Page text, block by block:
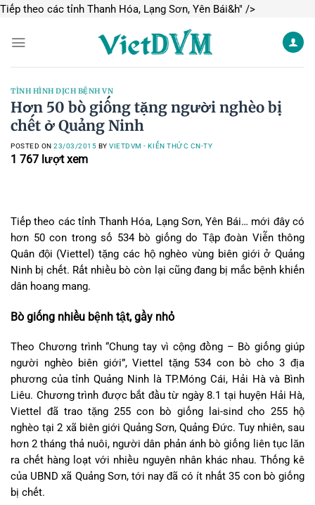
Tiếp theo các tỉnh Thanh Hóa, Lạng Sơn, Yên Bái&h" />Skip
content
TÌNH HÌNH DỊCH BỆNH VN
Hơn 50 bò giống tặng người nghèo bị
chết ở Quảng Ninh
POSTED ON23/03/2015 BYVIETDVM - KIẾN THỨC CN-TY
1 767 lượt xem
Tiếp theo các tỉnh Thanh Hóa, Lạng Sơn, Yên Bái… mới đây có
hơn 50 con trong số 534 bò giống do Tập đoàn Viễn thông
Quân đội (Viettel) tặng các hộ nghèo vùng biên giới ở Quảng
Ninh bị chết. Rất nhiều bò còn lại cũng đang bị mắc bệnh khiến
dân hoang mang.
Bò giống nhiều bệnh tật, gầy nhỏ
Theo Chương trình “Chung tay vì cộng đồng – Bò giống giúp
người nghèo biên giới”, Viettel tặng 534 con bò cho 3 địa
phương của tỉnh Quảng Ninh là TP.Móng Cái, Hải Hà và Bình
Liêu. Chương trình được bắt đầu từ ngày 8.1 tại huyện Hải Hà,
Viettel đã trao tặng 255 con bò giống lai-sind cho 255 hộ
nghèo tại 2 xã biên giới Quảng Sơn, Quảng Đức. Tuy nhiên, sau
hơn 2 tháng thả nuôi, người dân phản ánh bò giống liên tục lăn
ra chết hàng loạt với nhiều nguyên nhân khác nhau. Thống kê
của UBND xã Quảng Sơn, tới nay đã có ít nhất 35 con bò giống
bị chết.